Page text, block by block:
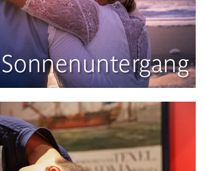
Sonnenuntergang